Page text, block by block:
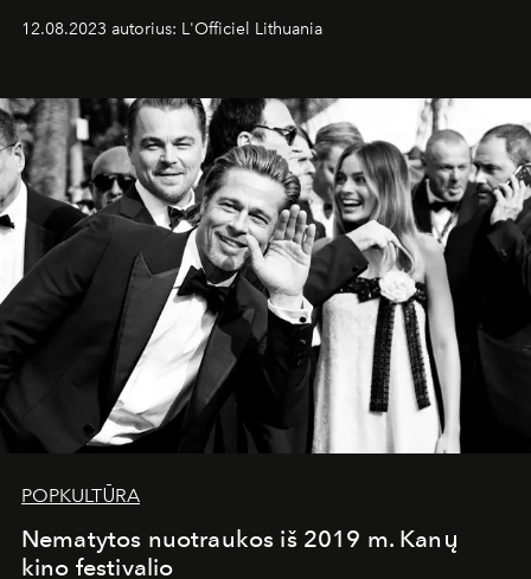
12.08.2023 autorius: L'Officiel Lithuania
POPKULTŪRA
Nematytos nuotraukos iš 2019 m. Kanų
kino festivalio